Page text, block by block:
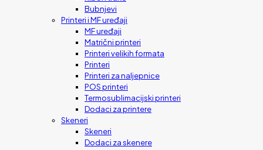
Bubnjevi
Printeri i MF uređaji
MF uređaji
Matrični printeri
Printeri velikih formata
Printeri
Printeri za naljepnice
POS printeri
Termosublimacijski printeri
Dodaci za printere
Skeneri
Skeneri
Dodaci za skenere